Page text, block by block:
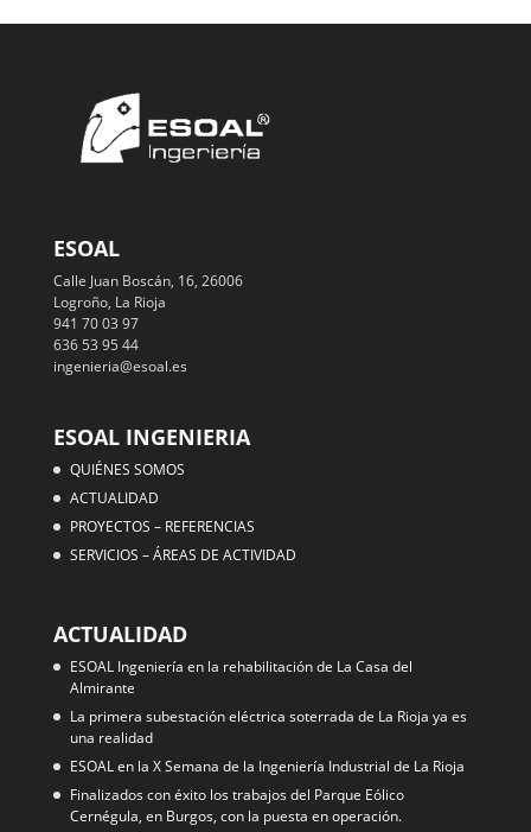
ESOAL
Calle Juan Boscán, 16, 26006
Logroño, La Rioja
941 70 03 97
636 53 95 44
ingenieria@esoal.es
ESOAL INGENIERIA
QUIÉNES SOMOS
ACTUALIDAD
PROYECTOS – REFERENCIAS
SERVICIOS – ÁREAS DE ACTIVIDAD
ACTUALIDAD
ESOAL Ingeniería en la rehabilitación de La Casa del
Almirante
La primera subestación eléctrica soterrada de La Rioja ya es
una realidad
ESOAL en la X Semana de la Ingeniería Industrial de La Rioja
Finalizados con éxito los trabajos del Parque Eólico
Cernégula, en Burgos, con la puesta en operación.